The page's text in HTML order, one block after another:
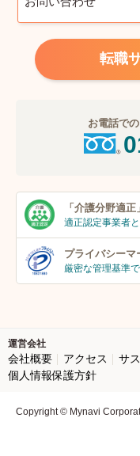
転職
お電話で
「介護分野適正」
適正認定事業者
プライバシーマ
厳密な管理基準
運営会社
会社概要 アクセス サ
個人情報保護方針
Copyright © Mynavi